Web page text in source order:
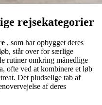
rejsekategorier
, som har opbygget deres
står over for særlige
rutiner omkring månedlige
ofte ved at kombinere et løb
Det pludselige tab af
af deres